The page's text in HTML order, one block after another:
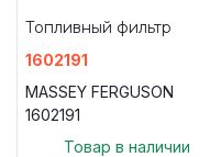
Топливный фильтр
1602191
MASSEY FERGUSON
1602191
Товар в наличии